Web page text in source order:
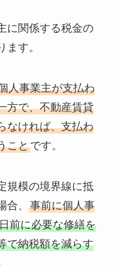
に関係する税金の
す。
人事業主が支払わ
方で、不動産賃貸
なければ、支払わ
ことです。
規模の境界線に抵
、 事前に個人事
前に必要な修繕を
で納税額を減らす